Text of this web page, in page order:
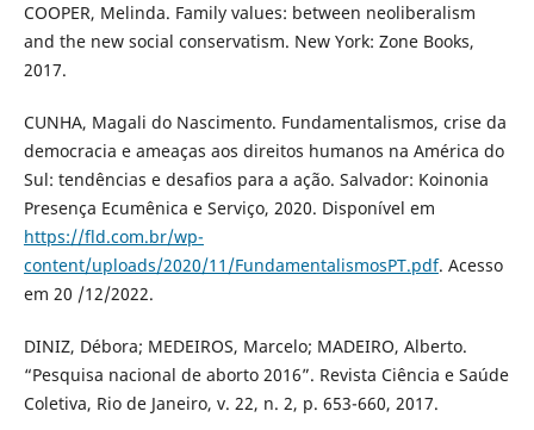
COOPER, Melinda. Family values: between neoliberalism
and the new social conservatism. New York: Zone Books,
2017.
CUNHA, Magali do Nascimento. Fundamentalismos, crise da
democracia e ameaças aos direitos humanos na América do
Sul: tendências e desafios para a ação. Salvador: Koinonia
Presença Ecumênica e Serviço, 2020. Disponível em
https://fld.com.br/wp-
content/uploads/2020/11/FundamentalismosPT.pdf. Acesso
em 20 /12/2022.
DINIZ, Débora; MEDEIROS, Marcelo; MADEIRO, Alberto.
“Pesquisa nacional de aborto 2016”. Revista Ciência e Saúde
Coletiva, Rio de Janeiro, v. 22, n. 2, p. 653-660, 2017.